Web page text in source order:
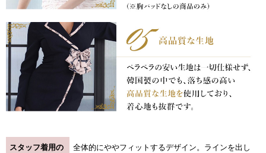
スタッフ着用の
全体的にややフィットするデザイン。ラインを出し
ンピース
エレガンスをひとさじー
エット。 夏の視線を独り占めする「夏の主役ラップロングドレス」